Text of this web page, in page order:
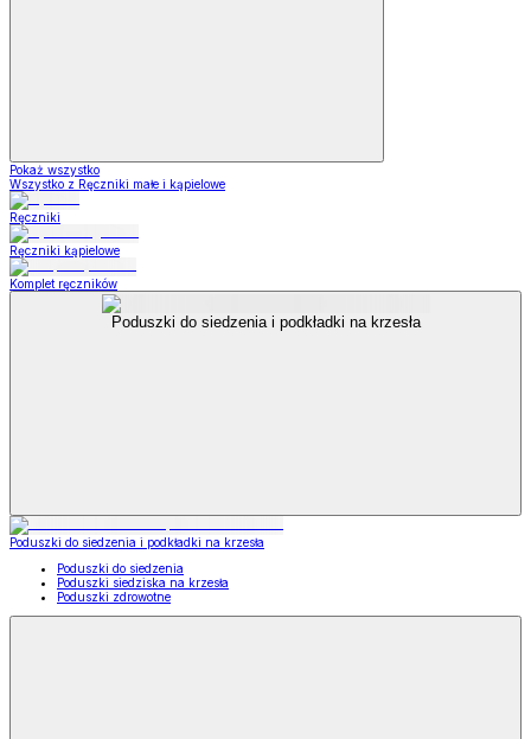
Pokaż wszystko
Wszystko z Ręczniki małe i kąpielowe
Ręczniki
Ręczniki kąpielowe
Komplet ręczników
Poduszki do siedzenia i podkładki na krzesła
Poduszki do siedzenia i podkładki na krzesła
Poduszki do siedzenia
Poduszki siedziska na krzesła
Poduszki zdrowotne